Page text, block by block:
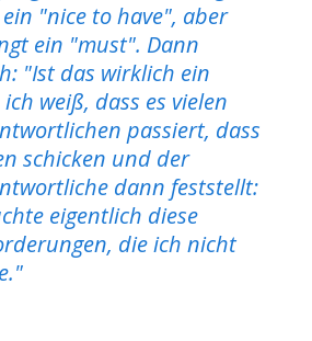
ein "nice to have", aber
ein "must". Dann
"Ist das wirklich ein
weiß, dass es vielen
passiert, dass
schicken und der
dann feststellt:
eigentlich diese
die ich nicht